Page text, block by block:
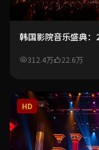
韩国影院音乐盛典
312.4万 22.6万
HD